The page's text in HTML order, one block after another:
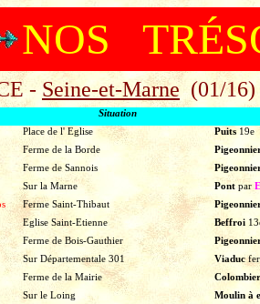
NOS
-Seine-et-Marne (01/16)
Situation
Place de l' Eglise Puits 19e
Ferme de la Borde
Ferme de Sannois
Sur la Marne Pont par
Ferme Saint-Thibaut
Eglise Saint-Etienne Beffroi
Ferme de Bois-Gauthier
Sur Départementale 301 Viaduc
Ferme de la Mairie
Sur le Loing
Moulin à